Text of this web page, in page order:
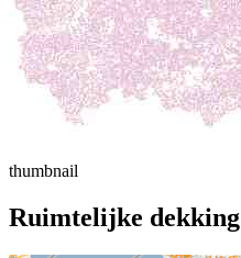
thumbnail
Ruimtelijke dekking